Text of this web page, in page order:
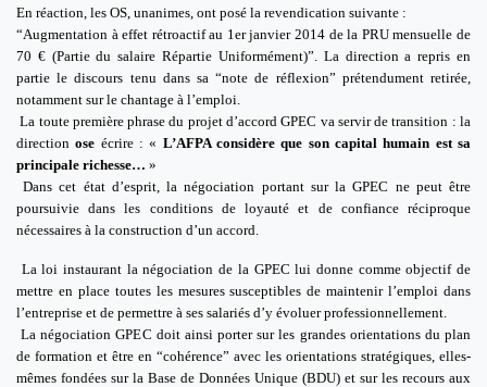
En réaction, les OS, unanimes, ont posé la revendication suivante :
“Augmentation à effet rétroactif au 1er janvier 2014 de la PRU mensuelle de
70 € (Partie du salaire Répartie Uniformément)”.La direction a repris en
partie le discours tenu dans sa “note de réflexion” prétendument retirée,
notamment sur le chantage à l’emploi.
La toute première phrase du projet d’accord GPEC va servir de transition : la
directionose écrire : « L’AFPA considère que son capital humain est sa
principale richesse… »
Dans cet état d’esprit, la négociation portant sur la GPEC ne peut être
poursuivie dans les conditions de loyauté et de confiance réciproque
nécessaires à la construction d’un accord.
La loi instaurant la négociation de la GPEC lui donne comme objectif de
mettre en place toutes les mesures susceptibles de maintenir l’emploi dans
l’entreprise et de permettre à ses salariés d’y évoluer professionnellement.
La négociation GPEC doit ainsi porter sur les grandes orientations du plan
de formation et être en “cohérence” avec les orientations stratégiques, elles-
mêmes fondées sur la Base de Données Unique (BDU) et sur les recours aux